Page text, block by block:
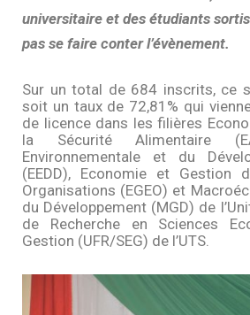
universitaire et des étudiants
pas se faire conter l’évènement.
Sur un total de 684 inscrits, ce
soit un taux de 72,81% qui
de licence dans les filières
la Sécurité Alimentaire
Environnementale et du
(EEDD), Economie et Gestion
Organisations (EGEO) et
du Développement (MGD) de
de Recherche en Sciences
Gestion (UFR/SEG) de l’UTS.